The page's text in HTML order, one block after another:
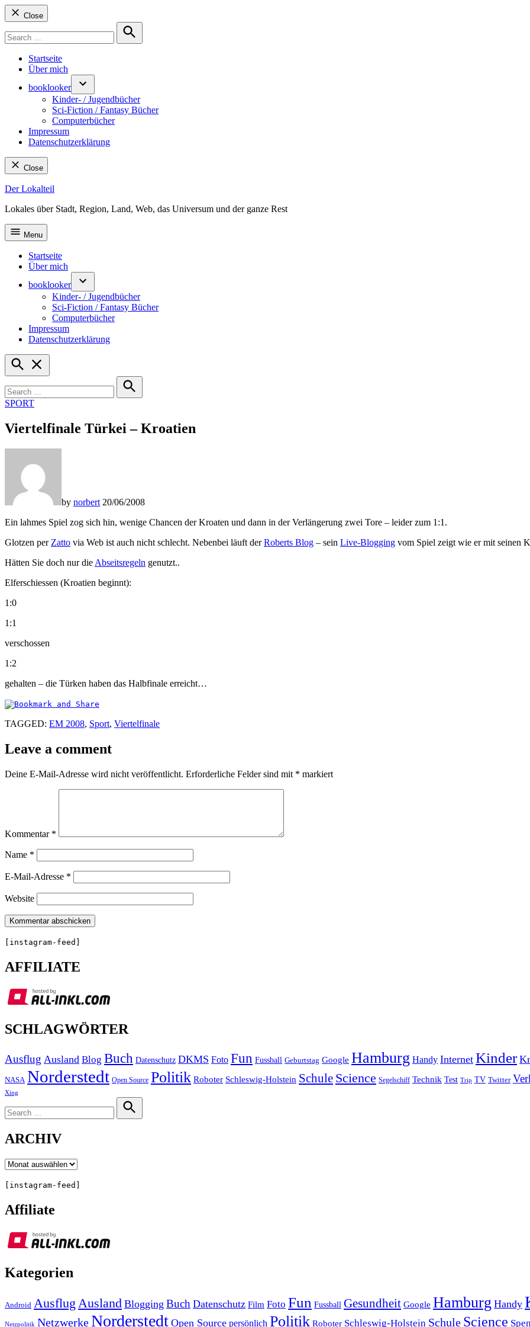
Close
for:
Search
Startseite
Über mich
booklooker
Kinder- / Jugendbücher
Sci-Fiction / Fantasy Bücher
Computerbücher
Impressum
Datenschutzerklärung
Close
Skip
content
Der Lokalteil
Lokales über Stadt, Region, Land, Web, das Universum und der ganze Rest
Menu
Startseite
Über mich
booklooker
Kinder- / Jugendbücher
Sci-Fiction / Fantasy Bücher
Computerbücher
Impressum
Datenschutzerklärung
Open
Search
for:
Search
POSTED
SPORT
Viertelfinale Türkei – Kroatien
by norbert 20/06/2008
Ein lahmes Spiel zog sich hin, wenige Chancen der Kroaten und dann in der Verlängerung zwei Tore – leider zum 1:1.
Glotzen per Zatto via Web ist auch nicht schlecht. Nebenbei läuft derRoberts Blog – sein Live-Blogging vom Spiel zeigt wie er mit seinen
Hätten Sie doch nur die Abseitsregeln genutzt..
Elferschiessen (Kroatien beginnt):
1:0
1:1
verschossen
1:2
gehalten – die Türken haben das Halbfinale erreicht…
TAGGED: EM 2008, Sport, Viertelfinale
Leave a comment
Deine E-Mail-Adresse wird nicht veröffentlicht. Erforderliche Felder sind mit * markiert
Kommentar *
Name *
E-Mail-Adresse *
Website
[instagram-feed]
AFFILIATE
SCHLAGWÖRTER
Ausflug Ausland Blog Buch Datenschutz DKMS Foto Fun Fussball Geburtstag Google Hamburg Handy Internet Kinder
NASA Norderstedt Open Source Politik Roboter Schleswig-Holstein Schule Science Segelschiff Technik Test Trip TV Twitter
Xing
for:
Search
ARCHIV
Archiv
[instagram-feed]
Affiliate
Kategorien
Android Ausflug Ausland Blogging Buch Datenschutz Film Foto Fun Fussball Gesundheit Google Hamburg Handy
Netzpolitik NetzwerkeNorderstedt Open Source persönlich Politik Roboter Schleswig-Holstein Schule Science